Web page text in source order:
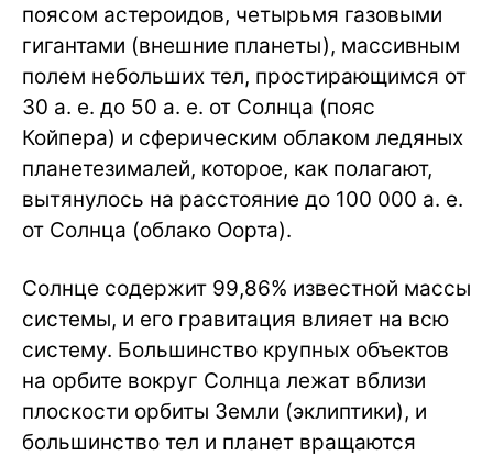
поясом астероидов, четырьмя газовыми
гигантами (внешние планеты), массивным
полем небольших тел, простирающимся от
30 а. е. до 50 а. е. от Солнца (пояс
Койпера) и сферическим облаком ледяных
планетезималей, которое, как полагают,
вытянулось на расстояние до 100 000 а. е.
от Солнца (облако Оорта).
Солнце содержит 99,86% известной массы
системы, и его гравитация влияет на всю
систему. Большинство крупных объектов
на орбите вокруг Солнца лежат вблизи
плоскости орбиты Земли (эклиптики), и
большинство тел и планет вращаются